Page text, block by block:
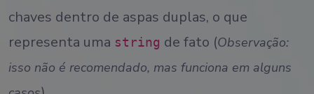
chaves dentro de aspas duplas, o que
representa uma string de fato (Observação:
isso não é recomendado, mas funciona em alguns